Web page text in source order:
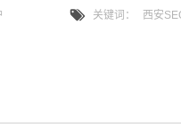
度，而加快网站打
关键词： 西安